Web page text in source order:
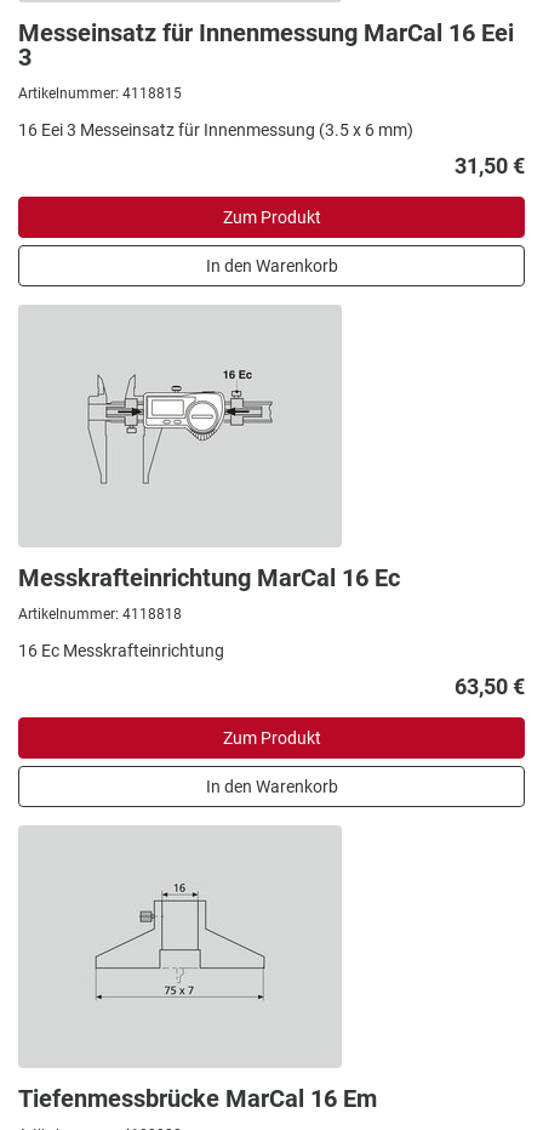
Messeinsatz für Innenmessung MarCal 16 Eei
3
Artikelnummer: 4118815
16 Eei 3 Messeinsatz für Innenmessung (3.5 x 6 mm)
31,50 €
Zum Produkt
In den Warenkorb
Messkrafteinrichtung MarCal 16 Ec
Artikelnummer: 4118818
16 Ec Messkrafteinrichtung
63,50 €
Zum Produkt
In den Warenkorb
Tiefenmessbrücke MarCal 16 Em